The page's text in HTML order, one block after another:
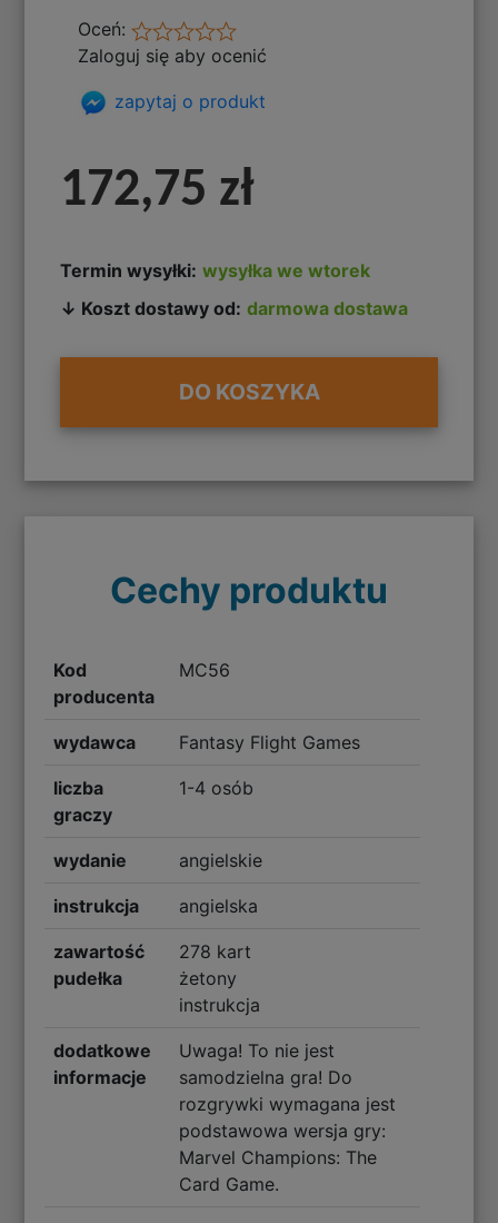
Oceń:
Zaloguj się aby ocenić
zapytaj o produkt
172,75 zł
Termin wysyłki: wysyłka we wtorek
↓ Koszt dostawy od: darmowa dostawa
DO KOSZYKA
Cechy produktu
Kod
producenta
MC56
wydawca Fantasy Flight Games
liczba
graczy
1-4 osób
wydanie angielskie
instrukcja angielska
zawartość
pudełka
278 kart
żetony
instrukcja
dodatkowe
informacje
Uwaga! To nie jest
samodzielna gra! Do
rozgrywki wymagana jest
podstawowa wersja gry:
Marvel Champions: The
Card Game.